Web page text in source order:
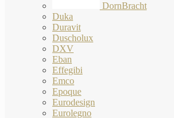
DornBracht
Duka
Duravit
Duscholux
DXV
Eban
Effegibi
Emco
Epoque
Eurodesign
Eurolegno